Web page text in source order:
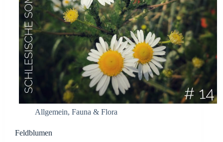
Allgemein, Fauna & Flora
Feldblumen